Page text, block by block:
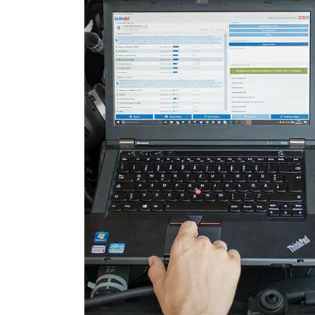
Fahrdynamik-Sitz vorne
Feststellbremse (EPB / SBC)
Gateway
Getriebesteuerung
Heckklappe
Hintere Bedieneinheit
Informationsanzeige
Klimaanlage
Kombiinstrument
Kraftstoffpumpe
Lenksäuleneinheit
Lichtsteuerung
Lichtsteuerung links
Lichtsteuerung rechts
Motorsteuerung (EMS)
Navigationssystem